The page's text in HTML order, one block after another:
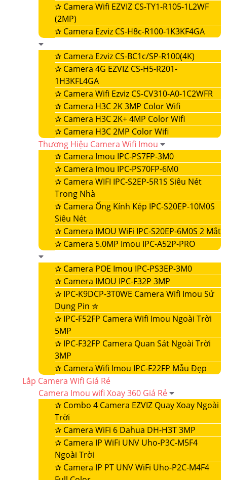
✰ Camera Wifi EZVIZ CS-TY1-R105-1L2WF
(2MP)
✰ Camera Ezviz CS-H8c-R100-1K3KF4GA
✰ Camera Ezviz CS-BC1c/SP-R100(4K)
✰ Camera 4G EZVIZ CS-H5-R201-
1H3KFL4GA
✰ Camera Wifi Ezviz CS-CV310-A0-1C2WFR
✰ Camera H3C 2K 3MP Color Wifi
✰ Camera H3C 2K+ 4MP Color Wifi
✰ Camera H3C 2MP Color Wifi
Thương Hiệu Camera Wifi Imou
✰ Camera Imou IPC-PS7FP-3M0
✰ Camera Imou IPC-PS70FP-6M0
✰ Camera WIFI IPC-S2EP-5R1S Siêu Nét
Trong Nhà
✰ Camera Ống Kính Kép IPC-S20EP-10M0S
Siêu Nét
✰ Camera IMOU WiFi IPC-S20EP-6M0S 2 Mắt
✰ Camera 5.0MP Imou IPC-A52P-PRO
✰ Camera POE Imou IPC-PS3EP-3M0
✰ Camera IMOU IPC-F32P 3MP
✰ IPC-K9DCP-3T0WE Camera Wifi Imou Sử
Dụng Pin ✮
✰ IPC-F52FP Camera Wifi Imou Ngoài Trời
5MP
✰ IPC-F32FP Camera Quan Sát Ngoài Trời
3MP
✰ Camera Wifi Imou IPC-F22FP Mẫu Đẹp
Lắp Camera Wifi Giá Rẻ
Camera Imou wifi Xoay 360 Giá Rẻ
✰ Combo 4 Camera EZVIZ Quay Xoay Ngoài
Trời
✰ Camera WiFi 6 Dahua DH-H3T 3MP
✰ Camera IP WiFi UNV Uho-P3C-M5F4
Ngoài Trời
✰ Camera IP PT UNV WiFi Uho-P2C-M4F4